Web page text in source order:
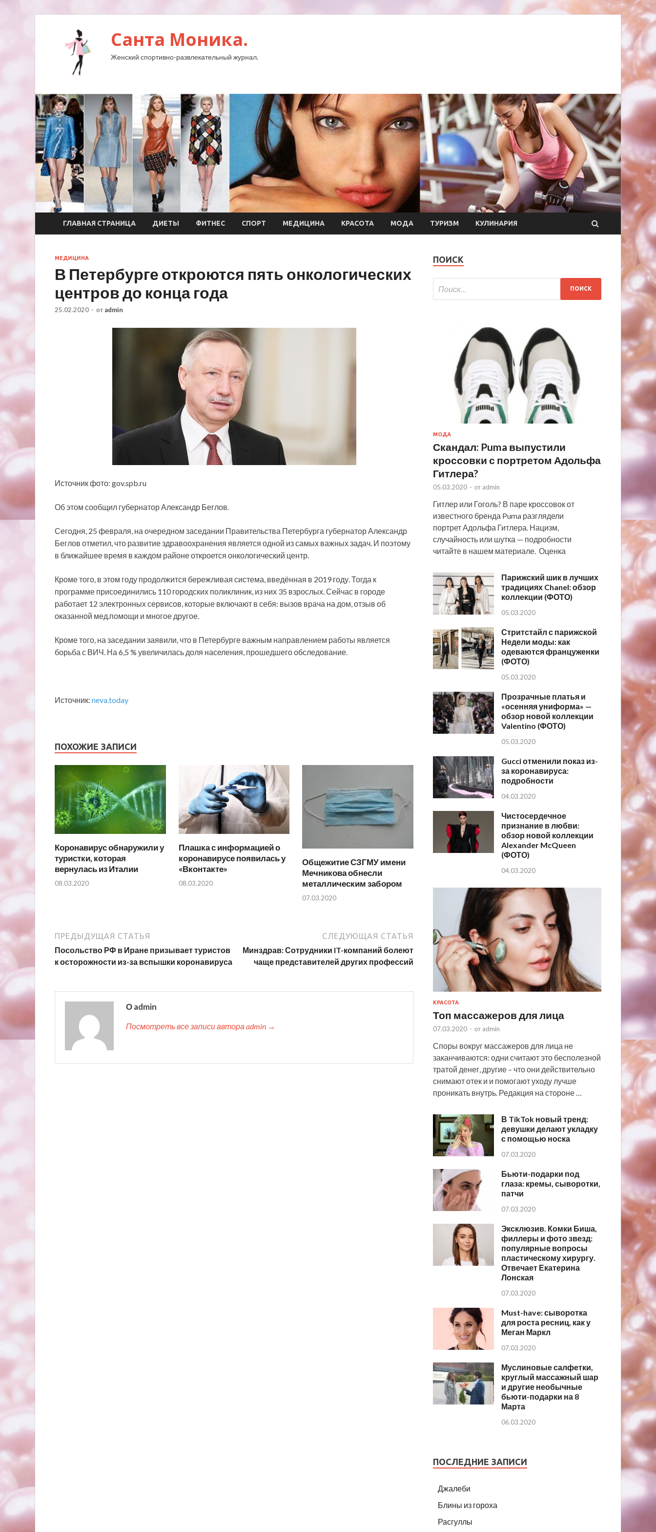
Санта Моника.
Женский спортивно-развлекательный журнал.
ГЛАВНАЯ СТРАНИЦА ДИЕТЫ ФИТНЕС СПОРТ МЕДИЦИНА КРАСОТА МОДА ТУРИЗМ КУЛИНАРИЯ
МЕДИЦИНА
В Петербурге откроются пять онкологических
центров до конца года
25.02.2020 - от admin
Источник фото: gov.spb.ru
Об этом сообщил губернатор Александр Беглов.
Сегодня, 25 февраля, на очередном заседании Правительства Петербурга губернатор Александр
Беглов отметил, что развитие здравоохранения является одной из самых важных задач. И поэтому
в ближайшее время в каждом районе откроется онкологический центр.
Кроме того, в этом году продолжится бережливая система, введённая в 2019 году. Тогда к
программе присоединились 110 городских поликлиник, из них 35 взрослых. Сейчас в городе
работает 12 электронных сервисов, которые включают в себя: вызов врача на дом, отзыв об
оказанной мед.помощи и многое другое.
Кроме того, на заседании заявили, что в Петербурге важным направлением работы является
борьба с ВИЧ. На 6,5 % увеличилась доля населения, прошедшего обследование.
Источник: neva.today
ПОХОЖИЕ ЗАПИСИ
Коронавирус обнаружили у
туристки, которая
вернулась из Италии
08.03.2020
Плашка с информацией о
коронавирусе появилась у
«Вконтакте»
08.03.2020
Общежитие СЗГМУ имени
Мечникова обнесли
металлическим забором
07.03.2020
ПРЕДЫДУЩАЯ СТАТЬЯ
Посольство РФ в Иране призывает туристов
к осторожности из-за вспышки коронавируса
СЛЕДУЮЩАЯ СТАТЬЯ
Минздрав: Сотрудники IT-компаний болеют
чаще представителей других профессий
О admin
Посмотреть все записи автора admin →
ПОИСК
МОДА
Скандал: Puma выпустили
кроссовки с портретом Адольфа
Гитлера?
05.03.2020 - от admin
Гитлер или Гоголь? В паре кроссовок от
известного бренда Puma разглядели
портрет Адольфа Гитлера. Нацизм,
случайность или шутка — подробности
читайте в нашем материале. Оценка
Парижский шик в лучших
традициях Chanel: обзор
коллекции (ФОТО)
05.03.2020
Стритстайл с парижской
Недели моды: как
одеваются француженки
(ФОТО)
05.03.2020
Прозрачные платья и
«осенняя униформа» —
обзор новой коллекции
Valentino (ФОТО)
05.03.2020
Gucci отменили показ из-
за коронавируса:
подробности
04.03.2020
Чистосердечное
признание в любви:
обзор новой коллекции
Alexander McQueen
(ФОТО)
04.03.2020
КРАСОТА
Топ массажеров для лица
07.03.2020 - от admin
Споры вокруг массажеров для лица не
заканчиваются: одни считают это бесполезной
тратой денег, другие – что они действительно
снимают отек и и помогают уходу лучше
проникать внутрь. Редакция на стороне …
В TikTok новый тренд:
девушки делают укладку
с помощью носка
07.03.2020
Бьюти-подарки под
глаза: кремы, сыворотки,
патчи
07.03.2020
Эксклюзив. Комки Биша,
филлеры и фото звезд:
популярные вопросы
пластическому хирургу.
Отвечает Екатерина
Лонская
07.03.2020
Must-have: сыворотка
для роста ресниц, как у
Меган Маркл
07.03.2020
Муслиновые салфетки,
круглый массажный шар
и другие необычные
бьюти-подарки на 8
Марта
06.03.2020
ПОСЛЕДНИЕ ЗАПИСИ
Джалеби
Блины из гороха
Расгуллы